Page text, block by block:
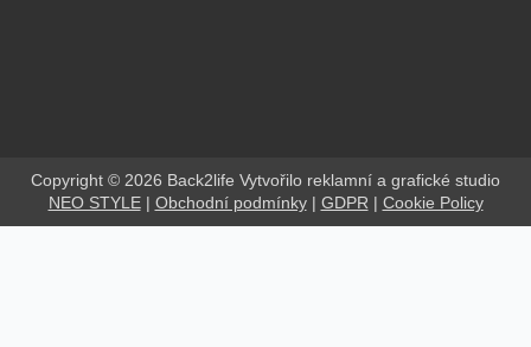
Copyright © 2026 Back2life Vytvořilo reklamní a grafické studio
NEO STYLE| Obchodní podmínky| GDPR | Cookie Policy